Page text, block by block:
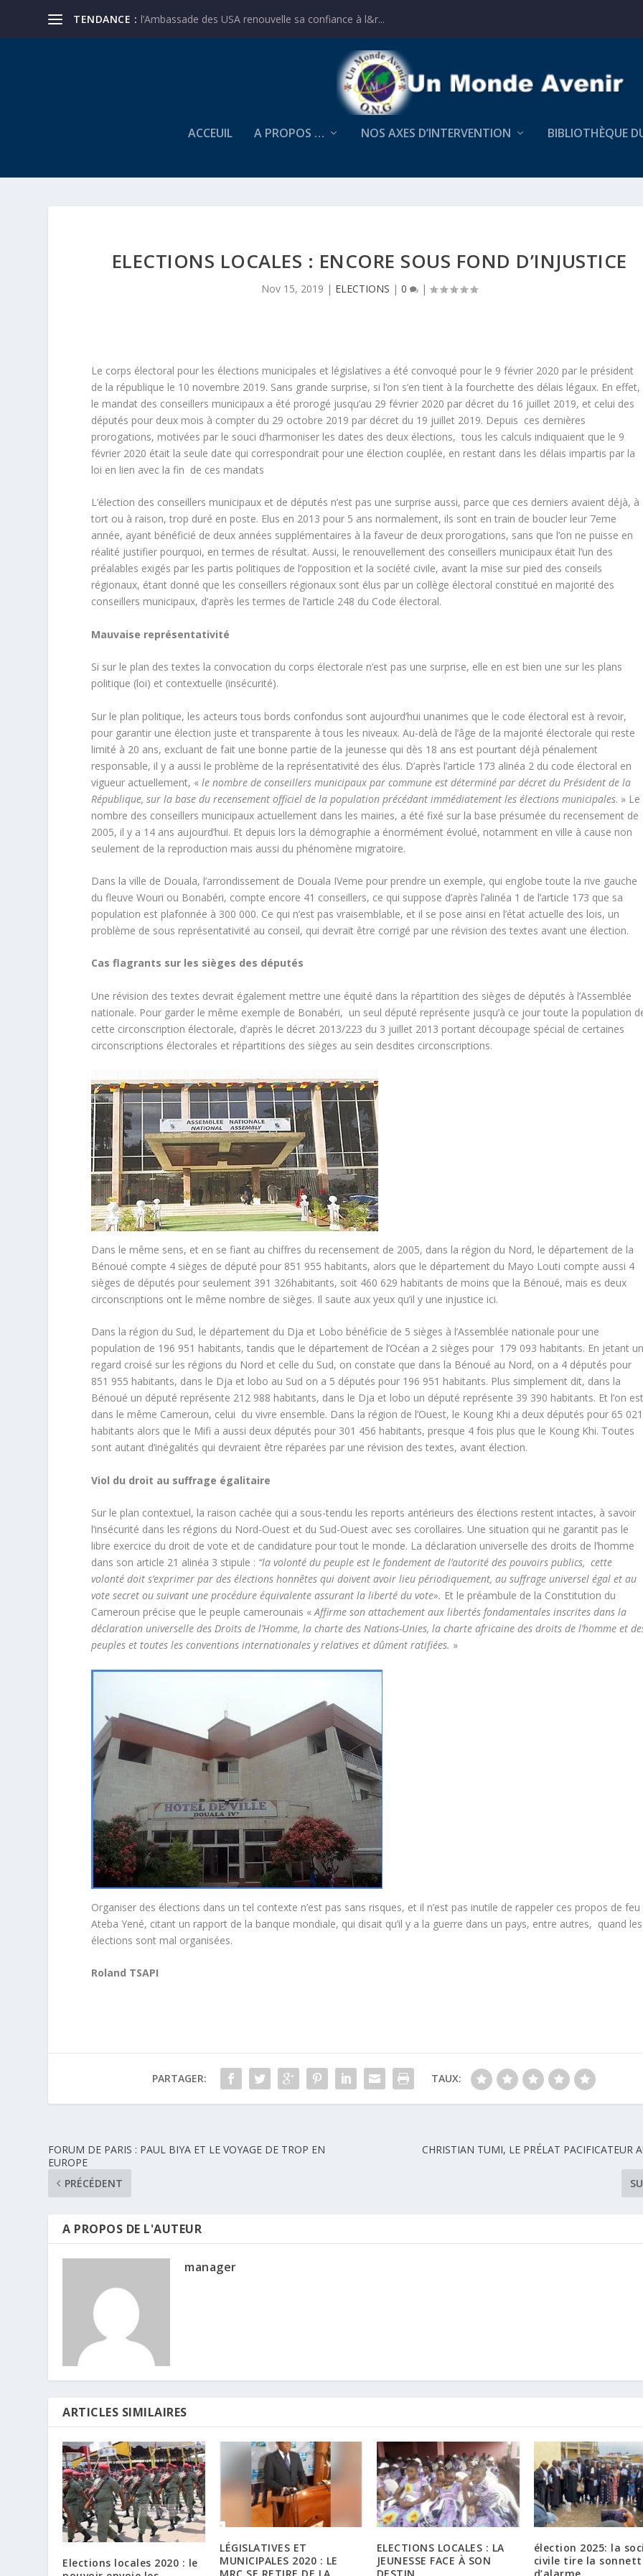
TENDANCE : l’Ambassade des USA renouvelle sa confiance à l&r...
ACCEUIL A PROPOS … NOS AXES D’INTERVENTION BIBLIOTHÈQUE
ELECTIONS LOCALES : ENCORE SOUS FOND D’INJUSTICE
Nov 15, 2019 | ELECTIONS |0 |
Le corps électoral pour les élections municipales et législatives a été convoqué pour le 9 février 2020 par le président
de la république le 10 novembre 2019. Sans grande surprise, si l’on s’en tient à la fourchette des délais légaux. En effet,
le mandat des conseillers municipaux a été prorogé jusqu’au 29 février 2020 par décret du 16 juillet 2019, et celui des
députés pour deux mois à compter du 29 octobre 2019 par décret du 19 juillet 2019. Depuis ces dernières
prorogations, motivées par le souci d’harmoniser les dates des deux élections, tous les calculs indiquaient que le 9
février 2020 était la seule date qui correspondrait pour une élection couplée, en restant dans les délais impartis par la
loi en lien avec la fin de ces mandats
L’élection des conseillers municipaux et de députés n’est pas une surprise aussi, parce que ces derniers avaient déjà, à
tort ou à raison, trop duré en poste. Elus en 2013 pour 5 ans normalement, ils sont en train de boucler leur 7eme
année, ayant bénéficié de deux années supplémentaires à la faveur de deux prorogations, sans que l’on ne puisse en
réalité justifier pourquoi, en termes de résultat. Aussi, le renouvellement des conseillers municipaux était l’un des
préalables exigés par les partis politiques de l’opposition et la société civile, avant la mise sur pied des conseils
régionaux, étant donné que les conseillers régionaux sont élus par un collège électoral constitué en majorité des
conseillers municipaux, d’après les termes de l’article 248 du Code électoral.
Mauvaise représentativité
Si sur le plan des textes la convocation du corps électorale n’est pas une surprise, elle en est bien une sur les plans
politique (loi) et contextuelle (insécurité).
Sur le plan politique, les acteurs tous bords confondus sont aujourd’hui unanimes que le code électoral est à revoir,
pour garantir une élection juste et transparente à tous les niveaux. Au-delà de l’âge de la majorité électorale qui reste
limité à 20 ans, excluant de fait une bonne partie de la jeunesse qui dès 18 ans est pourtant déjà pénalement
responsable, il y a aussi le problème de la représentativité des élus. D’après l’article 173 alinéa 2 du code électoral en
vigueur actuellement, «le nombre de conseillers municipaux par commune est déterminé par décret du Président de la
République, sur la base du recensement officiel de la population précédant immédiatement les élections municipales. » Le
nombre des conseillers municipaux actuellement dans les mairies, a été fixé sur la base présumée du recensement de
2005, il y a 14 ans aujourd’hui. Et depuis lors la démographie a énormément évolué, notamment en ville à cause non
seulement de la reproduction mais aussi du phénomène migratoire.
Dans la ville de Douala, l’arrondissement de Douala IVeme pour prendre un exemple, qui englobe toute la rive gauche
du fleuve Wouri ou Bonabéri, compte encore 41 conseillers, ce qui suppose d’après l’alinéa 1 de l’article 173 que sa
population est plafonnée à 300 000. Ce qui n’est pas vraisemblable, et il se pose ainsi en l’état actuelle des lois, un
problème de sous représentativité au conseil, qui devrait être corrigé par une révision des textes avant une élection.
Cas flagrants sur les sièges des députés
Une révision des textes devrait également mettre une équité dans la répartition des sièges de députés à l’Assemblée
nationale. Pour garder le même exemple de Bonabéri, un seul député représente jusqu’à ce jour toute la population
cette circonscription électorale, d’après le décret 2013/223 du 3 juillet 2013 portant découpage spécial de certaines
circonscriptions électorales et répartitions des sièges au sein desdites circonscriptions.
Dans le même sens, et en se fiant au chiffres du recensement de 2005, dans la région du Nord, le département de la
Bénoué compte 4 sièges de député pour 851 955 habitants, alors que le département du Mayo Louti compte aussi 4
sièges de députés pour seulement 391 326habitants, soit 460 629 habitants de moins que la Bénoué, mais es deux
circonscriptions ont le même nombre de sièges. Il saute aux yeux qu’il y une injustice ici.
Dans la région du Sud, le département du Dja et Lobo bénéficie de 5 sièges à l’Assemblée nationale pour une
population de 196 951 habitants, tandis que le département de l’Océan a 2 sièges pour 179 093 habitants. En jetant
regard croisé sur les régions du Nord et celle du Sud, on constate que dans la Bénoué au Nord, on a 4 députés pour
851 955 habitants, dans le Dja et lobo au Sud on a 5 députés pour 196 951 habitants. Plus simplement dit, dans la
Bénoué un député représente 212 988 habitants, dans le Dja et lobo un député représente 39 390 habitants. Et l’on
dans le même Cameroun, celui du vivre ensemble. Dans la région de l’Ouest, le Koung Khi a deux députés pour 65 021
habitants alors que le Mifi a aussi deux députés pour 301 456 habitants, presque 4 fois plus que le Koung Khi. Toutes
sont autant d’inégalités qui devraient être réparées par une révision des textes, avant élection.
Viol du droit au suffrage égalitaire
Sur le plan contextuel, la raison cachée qui a sous-tendu les reports antérieurs des élections restent intactes, à savoir
l’insécurité dans les régions du Nord-Ouest et du Sud-Ouest avec ses corollaires. Une situation qui ne garantit pas le
libre exercice du droit de vote et de candidature pour tout le monde. La déclaration universelle des droits de l’homme
dans son article 21 alinéa 3 stipule : “la volonté du peuple est le fondement de l’autorité des pouvoirs publics, cette
volonté doit s’exprimer par des élections honnêtes qui doivent avoir lieu périodiquement, au suffrage universel égal et au
vote secret ou suivant une procédure équivalente assurant la liberté du vote». Et le préambule de la Constitution du
Cameroun précise que le peuple camerounais «Affirme son attachement aux libertés fondamentales inscrites dans la
déclaration universelle des Droits de l’Homme, la charte des Nations-Unies, la charte africaine des droits de l’homme et
peuples et toutes les conventions internationales y relatives et dûment ratifiées. »
Organiser des élections dans un tel contexte n’est pas sans risques, et il n’est pas inutile de rappeler ces propos de feu
Ateba Yené, citant un rapport de la banque mondiale, qui disait qu’il y a la guerre dans un pays, entre autres, quand les
élections sont mal organisées.
Roland TSAPI
PARTAGER: TAUX:
FORUM DE PARIS : PAUL BIYA ET LE VOYAGE DE TROP EN
EUROPE
PRÉCÉDENT
CHRISTIAN TUMI, LE PRÉLAT PACIFICATEUR
A PROPOS DE L'AUTEUR
manager
ARTICLES SIMILAIRES
Elections locales 2020 : le
LÉGISLATIVES ET
MUNICIPALES 2020 : LE
ELECTIONS LOCALES : LA
JEUNESSE FACE À SON
élection 2025: la
civile tire la